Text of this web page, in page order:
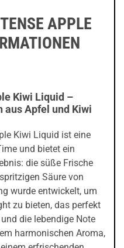
APPLE
Kiwi Liquid –
aus Apfel und Kiwi
Kiwi Liquid ist eine
und bietet ein
die süße Frische
Säure von
wurde entwickelt, um
zu bieten, das perfekt
die lebendige Note
harmonischen Aroma,